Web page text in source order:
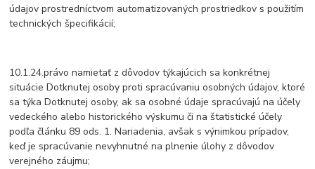
údajov prostredníctvom automatizovaných prostriedkov s použitím
technických špecifikácií;
10.1.24.právo namietať z dôvodov týkajúcich sa konkrétnej
situácie Dotknutej osoby proti spracúvaniu osobných údajov, ktoré
sa týka Dotknutej osoby, ak sa osobné údaje spracúvajú na účely
vedeckého alebo historického výskumu či na štatistické účely
podľa článku 89 ods. 1. Nariadenia, avšak s výnimkou prípadov,
keď je spracúvanie nevyhnutné na plnenie úlohy z dôvodov
verejného záujmu;